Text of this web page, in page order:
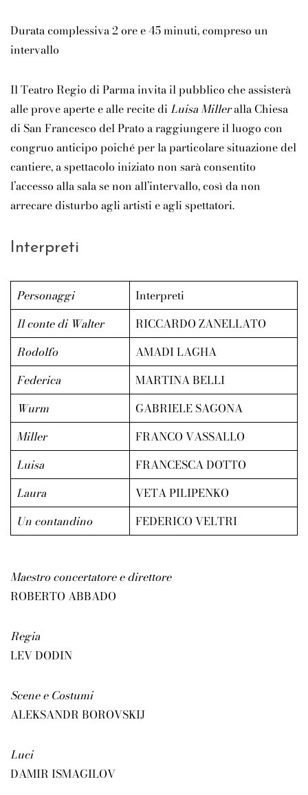
Durata complessiva 2 ore e 45 minuti, compreso un
intervallo
Il Teatro Regio di Parma invita il pubblico che assisterà
alle prove aperte e alle recite di Luisa Milleralla Chiesa
di San Francesco del Prato a raggiungere il luogo con
congruo anticipo poiché per la particolare situazione del
cantiere, a spettacolo iniziato non sarà consentito
l’accesso alla sala se non all’intervallo, così da non
arrecare disturbo agli artisti e agli spettatori.
Interpreti
Personaggi
Interpreti
Il conte di Walter
RICCARDO ZANELLATO
Rodolfo
AMADI LAGHA
Federica
MARTINA BELLI
Wurm
GABRIELE SAGONA
Miller
FRANCO VASSALLO
Luisa
FRANCESCA DOTTO
Laura
VETA PILIPENKO
Un contandino
FEDERICO VELTRI
Maestro concertatore e direttore
ROBERTO ABBADO
Regia
LEV DODIN
Scene e Costumi
ALEKSANDR BOROVSKIJ
Luci
DAMIR ISMAGILOV